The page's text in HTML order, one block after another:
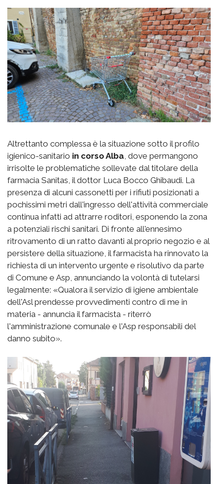
Altrettanto complessa è la situazione sotto il profilo
igienico-sanitario in corso Alba, dove permangono
irrisolte le problematiche sollevate dal titolare della
farmacia Sanitas, il dottor Luca Bocco Ghibaudi. La
presenza di alcuni cassonetti per i rifiuti posizionati a
pochissimi metri dall'ingresso dell'attività commerciale
continua infatti ad attrarre roditori, esponendo la zona
a potenziali rischi sanitari. Di fronte all'ennesimo
ritrovamento di un ratto davanti al proprio negozio e al
persistere della situazione, il farmacista ha rinnovato la
richiesta di un intervento urgente e risolutivo da parte
di Comune e Asp, annunciando la volontà di tutelarsi
legalmente: «Qualora il servizio di igiene ambientale
dell'Asl prendesse provvedimenti contro di me in
materia - annuncia il farmacista - riterrò
l'amministrazione comunale e l'Asp responsabili del
danno subito».